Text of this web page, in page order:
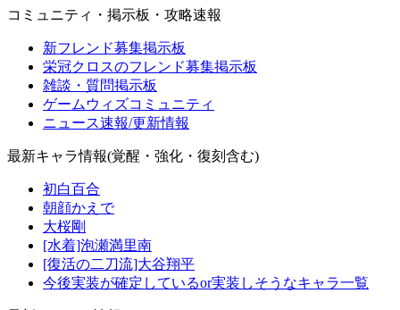
コミュニティ・掲示板・攻略速報
新フレンド募集掲示板
栄冠クロスのフレンド募集掲示板
雑談・質問掲示板
ゲームウィズコミュニティ
ニュース速報/更新情報
最新キャラ情報(覚醒・強化・復刻含む)
初白百合
朝顔かえで
大桜剛
[水着]泡瀬満里南
[復活の二刀流]大谷翔平
今後実装が確定しているor実装しそうなキャラ一覧